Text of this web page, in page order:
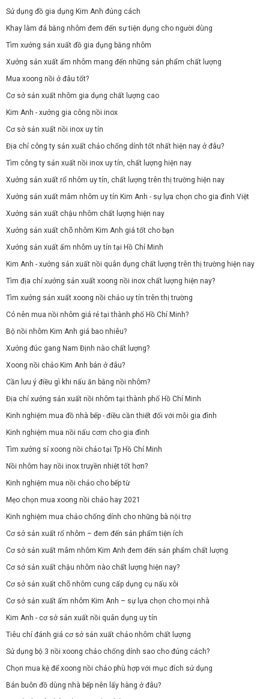
Sử dụng đồ gia dụng Kim Anh đúng cách
Khay làm đá bằng nhôm đem đến sự tiện dụng cho người dùng
Tìm xưởng sản xuất đồ gia dụng bằng nhôm
Xưởng sản xuất ấm nhôm mang đến những sản phẩm chất lượng
Mua xoong nồi ở đâu tốt?
Cơ sở sản xuất nhôm gia dụng chất lượng cao
Kim Anh - xưởng gia công nồi inox
Cơ sở sản xuất nồi inox uy tín
Địa chỉ công ty sản xuất chảo chống dính tốt nhất hiện nay ở đâu?
Tìm công ty sản xuất nồi inox uy tín, chất lượng hiện nay
Xưởng sản xuất rổ nhôm uy tín, chất lượng trên thị trường hiện nay
Xưởng sản xuất mâm nhôm uy tín Kim Anh - sự lựa chọn cho gia đình Việt
Xưởng sản xuất chậu nhôm chất lượng hiện nay
Xưởng sản xuất chõ nhôm Kim Anh giá tốt cho bạn
Xưởng sản xuất ấm nhôm uy tín tại Hồ Chí Minh
Kim Anh - xưởng sản xuất nồi quân dụng chất lượng trên thị trường hiện nay
Tìm địa chỉ xưởng sản xuất xoong nồi inox chất lượng hiện nay?
Tìm xưởng sản xuất xoong nồi chảo uy tín trên thị trường
Có nên mua nồi nhôm giá rẻ tại thành phố Hồ Chí Minh?
Bộ nồi nhôm Kim Anh giá bao nhiêu?
Xưởng đúc gang Nam Định nào chất lượng?
Xoong nồi chảo Kim Anh bán ở đâu?
Cần lưu ý điều gì khi nấu ăn bằng nồi nhôm?
Địa chỉ xưởng sản xuất nồi nhôm tại thành phố Hồ Chí Minh
Kinh nghiệm mua đồ nhà bếp - điều cần thiết đối với mỗi gia đình
Kinh nghiệm mua nồi nấu cơm cho gia đình
Tìm xưởng sỉ xoong nồi chảo tại Tp Hồ Chí Minh
Nồi nhôm hay nồi inox truyền nhiệt tốt hơn?
Kinh nghiệm mua nồi chảo cho bếp từ
Mẹo chọn mua xoong nồi chảo hay 2021
Kinh nghiệm mua chảo chống dính cho những bà nội trợ
Cơ sở sản xuất rổ nhôm – đem đến sản phẩm tiện ích
Cơ sở sản xuất mâm nhôm Kim Anh đem đến sản phẩm chất lượng
Cơ sở sản xuất chậu nhôm nào chất lượng hiện nay?
Cơ sở sản xuất chõ nhôm cung cấp dụng cụ nấu xôi
Cơ sở sản xuất ấm nhôm Kim Anh – sự lựa chọn cho mọi nhà
Kim Anh - cơ sở sản xuất nồi quân dụng uy tín
Tiêu chí đánh giá cơ sở sản xuất chảo nhôm chất lượng
Sử dụng bộ 3 nồi xoong chảo chống dính sao cho đúng cách?
Chọn mua kệ để xoong nồi chảo phù hợp với mục đích sử dụng
Bán buôn đồ dùng nhà bếp nên lấy hàng ở đâu?